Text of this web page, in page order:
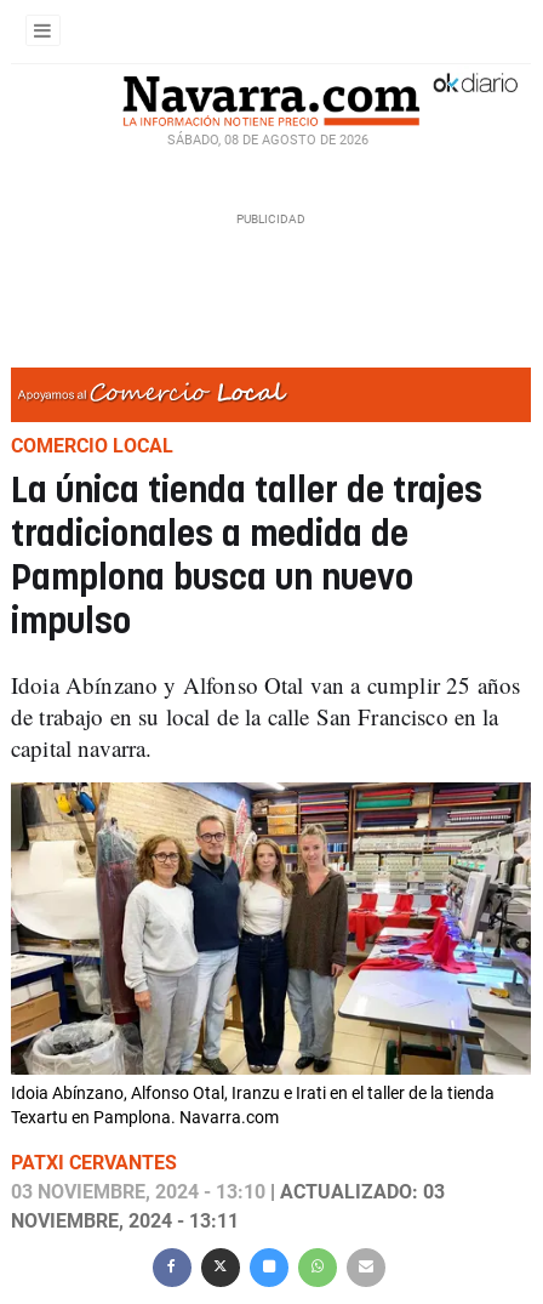
SÁBADO, 08 DE AGOSTO DE 2026
COMERCIO LOCAL
La única tienda taller de trajes
tradicionales a medida de
Pamplona busca un nuevo
impulso
Idoia Abínzano y Alfonso Otal van a cumplir 25 años
de trabajo en su local de la calle San Francisco en la
capital navarra.
Idoia Abínzano, Alfonso Otal, Iranzu e Irati en el taller de la tienda
Texartu en Pamplona. Navarra.com
PATXI CERVANTES
03 NOVIEMBRE, 2024 - 13:10 | ACTUALIZADO: 03
NOVIEMBRE, 2024 - 13:11